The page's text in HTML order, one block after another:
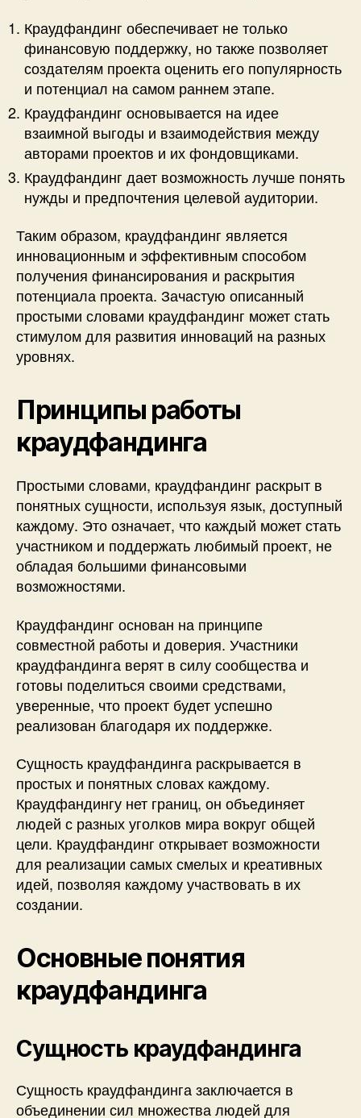
Краудфандинг обеспечивает не только
финансовую поддержку, но также позволяет
создателям проекта оценить его популярность
и потенциал на самом раннем этапе.
Краудфандинг основывается на идее
взаимной выгоды и взаимодействия между
авторами проектов и их фондовщиками.
Краудфандинг дает возможность лучше понять
нужды и предпочтения целевой аудитории.
Таким образом, краудфандинг является
инновационным и эффективным способом
получения финансирования и раскрытия
потенциала проекта. Зачастую описанный
простыми словами краудфандинг может стать
стимулом для развития инноваций на разных
уровнях.
Принципы работы
краудфандинга
Простыми словами, краудфандинг раскрыт в
понятных сущности, используя язык, доступный
каждому. Это означает, что каждый может стать
участником и поддержать любимый проект, не
обладая большими финансовыми
возможностями.
Краудфандинг основан на принципе
совместной работы и доверия. Участники
краудфандинга верят в силу сообщества и
готовы поделиться своими средствами,
уверенные, что проект будет успешно
реализован благодаря их поддержке.
Сущность краудфандинга раскрывается в
простых и понятных словах каждому.
Краудфандингу нет границ, он объединяет
людей с разных уголков мира вокруг общей
цели. Краудфандинг открывает возможности
для реализации самых смелых и креативных
идей, позволяя каждому участвовать в их
создании.
Основные понятия
краудфандинга
Сущность краудфандинга
Сущность краудфандинга заключается в
объединении сил множества людей для